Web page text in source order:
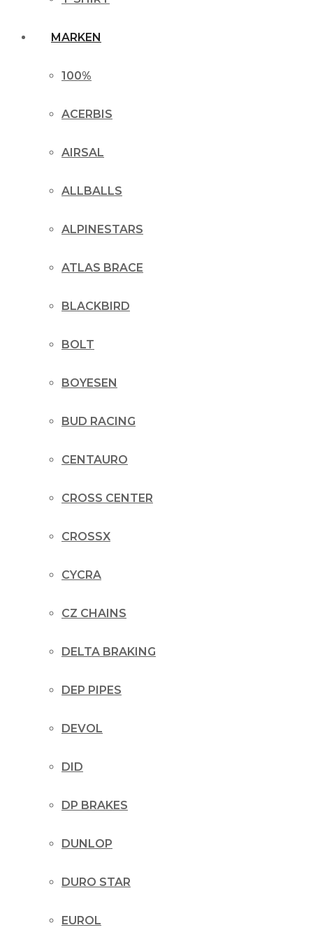
MARKEN
100%
ACERBIS
AIRSAL
ALLBALLS
ALPINESTARS
ATLAS BRACE
BLACKBIRD
BOLT
BOYESEN
BUD RACING
CENTAURO
CROSS CENTER
CROSSX
CYCRA
CZ CHAINS
DELTA BRAKING
DEP PIPES
DEVOL
DID
DP BRAKES
DUNLOP
DURO STAR
EUROL